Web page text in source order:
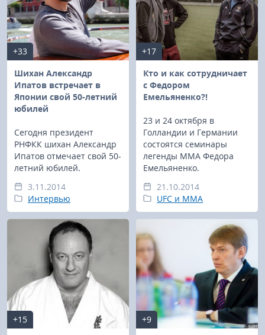
+33
Шихан Александр
Ипатов встречает в
Японии свой 50-летний
юбилей
Сегодня президент
РНФКК шихан Александр
Ипатов отмечает свой 50-
летний юбилей.
3.11.2014
Интервью
+17
Кто и как сотрудничает
с Федором
Емельяненко?!
23 и 24 октября в
Голландии и Германии
состоятся семинары
легенды ММА Федора
Емельяненко.
21.10.2014
UFC и MMA
+15
+9